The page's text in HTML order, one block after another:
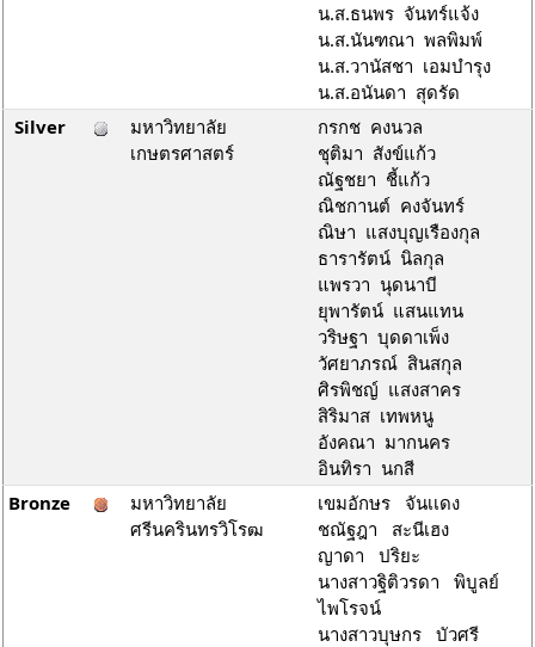
น.ส.ธนพร จันทร์แจ้ง
น.ส.นันฑณา พลพิมพ์
น.ส.วานัสชา เอมบำรุง
น.ส.อนันดา สุดรัด
Silver
มหาวิทยาลัย
เกษตรศาสตร์
กรกช คงนวล
ชุติมา สังข์แก้ว
ณัฐชยา ชี้แก้ว
ณิชกานต์ คงจันทร์
ณิษา แสงบุญเรืองกุล
ธารารัตน์ นิลกุล
แพรวา นุดนาบี
ยุพารัตน์ แสนแทน
วริษฐา บุดดาเพ็ง
วัศยาภรณ์ สินสกุล
ศิรพิชญ์ แสงสาคร
สิริมาส เทพหนู
อังคณา มากนคร
อินทิรา นกสี
Bronze
มหาวิทยาลัย
ศรีนครินทรวิโรฒ
เขมอักษร จันเเดง
ชณัฐฎา สะนีเฮง
ญาดา ปริยะ
นางสาวฐิติวรดา พิบูลย์
ไพโรจน์
นางสาวบุษกร บัวศรี